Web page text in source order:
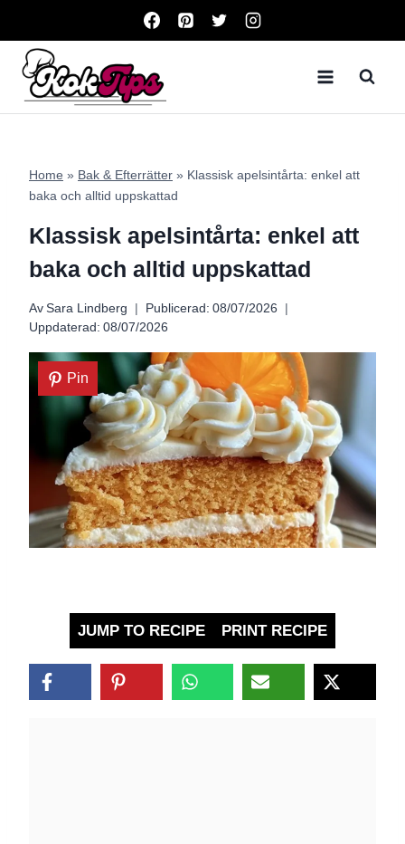
content
Home » Bak & Efterrätter » Klassisk apelsintårta: enkel att
baka och alltid uppskattad
Klassisk apelsintårta: enkel att
baka och alltid uppskattad
Av Sara Lindberg Publicerad: 08/07/2026
Uppdaterad: 08/07/2026
Pin
JUMP TO RECIPE PRINT RECIPE